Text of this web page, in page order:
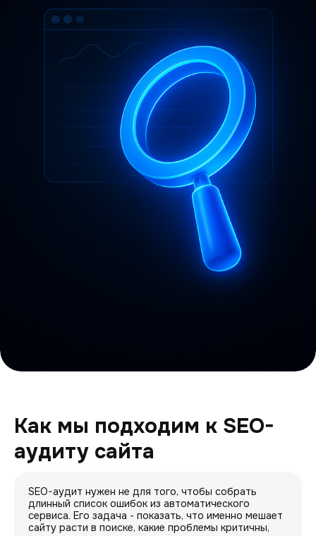
Как мы подходим к SEO-
аудиту сайта
SEO-аудит нужен не для того, чтобы собрать
длинный список ошибок из автоматического
сервиса. Его задача - показать, что именно мешает
сайту расти в поиске, какие проблемы критичны,